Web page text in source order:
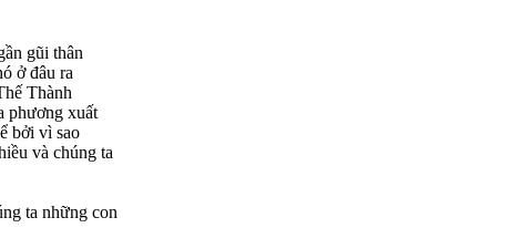
gũi thân
ở đâu ra
Thành
phương xuất
bởi vì sao
và chúng ta
ta những con